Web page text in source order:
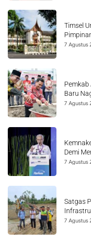
Timsel
7 Agustus
Baru
7 Agustus
Demi
7 Agustus
Satgas
7 Agustus